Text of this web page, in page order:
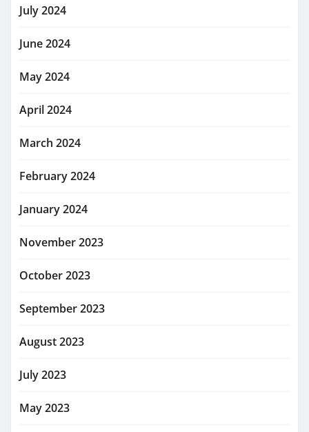
July 2024
June 2024
May 2024
April 2024
March 2024
February 2024
January 2024
November 2023
October 2023
September 2023
August 2023
July 2023
May 2023